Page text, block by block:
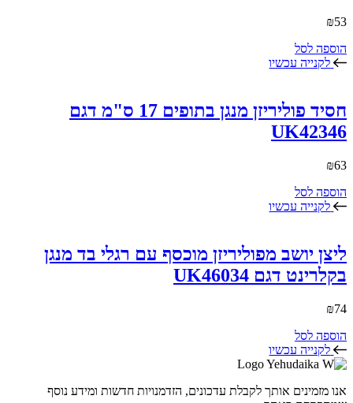
₪53
הוספה לסל
לקנייה עכשיו
חסיד פוליריזן מנגן בתופים 17 ס"מ דגם
UK42346
₪63
הוספה לסל
לקנייה עכשיו
ליצן יושב מפוליריזן מוכסף עם רגלי בד מנגן
בקלרינט דגם UK46034
₪74
הוספה לסל
לקנייה עכשיו
אנו מזמינים אותך לקבלת עדכונים, הזדמנויות חדשות ומידע נוסף